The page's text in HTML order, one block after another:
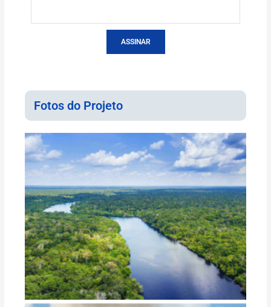
ASSINAR
Fotos do Projeto